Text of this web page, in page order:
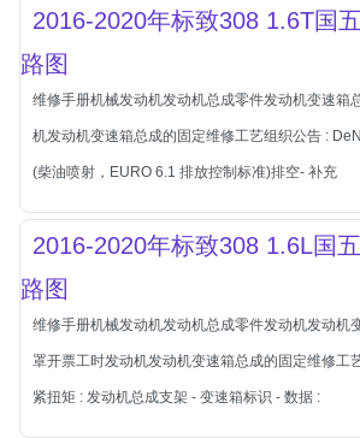
标致
比亚迪-海外版
比速
创维
昌河
2016-2020年标致308 1.6T国
路图
维修手册机械发动机发动机总成零件发动机变速箱
机发动机变速箱总成的固定维修工艺组织公告 :
(柴油喷射，EURO 6.1 排放控制标准)排空- 补充
2016-2020年标致308 1.6L国
路图
维修手册机械发动机发动机总成零件发动机发动机
罩开票工时发动机发动机变速箱总成的固定维修工
紧扭矩 : 发动机总成支架 - 变速箱标识 - 数据 :